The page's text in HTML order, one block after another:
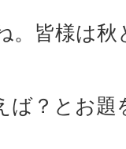
。皆様は
ば？とお